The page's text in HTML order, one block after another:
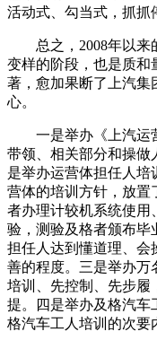
活动式、勾当式，抓抓
总之，2008年以来
变样的阶段，也是质和
著，愈加果断了上汽集
心。
一是举办《上汽运营
带领、相关部分和操做
是举办运营体担任人培
营体的培训方针，放置
者办理计较机系统使用
验，测验及格者颁布毕
担任人达到懂道理、会
善的程度。三是举办万
培训、先控制、先步履
提。四是举办及格汽车
格汽车工人培训的次要